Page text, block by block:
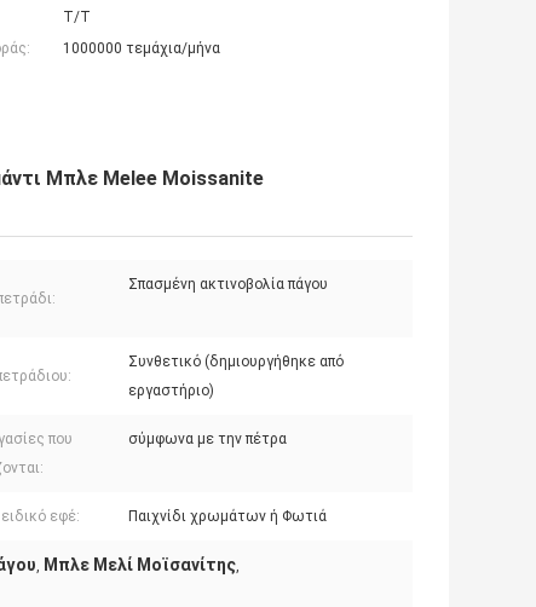
Τ/Τ
1000000 τεμάχια/μήνα
Μπλε Melee Moissanite
Σπασμένη ακτινοβολία πάγου
Συνθετικό (δημιουργήθηκε από
εργαστήριο)
που
σύμφωνα με την πέτρα
εφέ: Παιχνίδι χρωμάτων ή Φωτιά
, Μπλε Μελί Μοϊσανίτης,